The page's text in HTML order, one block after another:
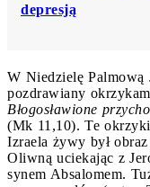
depresją
W Niedzielę Palmową
pozdrawiany
Błogosławione
(Mk 11,10). Te
Izraela żywy był
Oliwną uciekając z
synem Absalomem.